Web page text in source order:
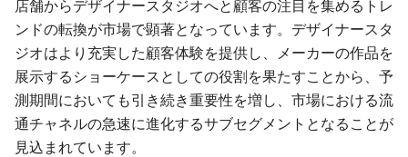
店舗からデザイナースタジオへと顧客の注目を集めるトレ
ンドの転換が市場で顕著となっています。デザイナースタ
ジオはより充実した顧客体験を提供し、メーカーの作品を
展示するショーケースとしての役割を果たすことから、予
測期間においても引き続き重要性を増し、市場における流
通チャネルの急速に進化するサブセグメントとなることが
見込まれています。